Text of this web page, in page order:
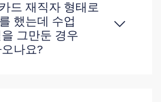
드 재직자 형태로
했는데 수업
그만둔 경우
나요?